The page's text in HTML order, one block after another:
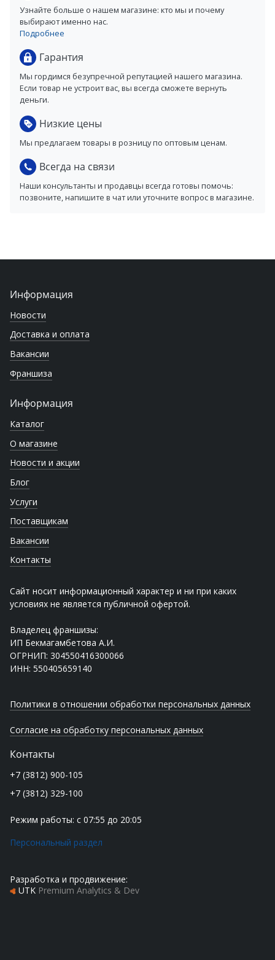
Узнайте больше о нашем магазине: кто мы и почему
выбирают именно нас.
Подробнее
Гарантия
Мы гордимся безупречной репутацией нашего магазина.
Если товар не устроит вас, вы всегда сможете вернуть
деньги.
Низкие цены
Мы предлагаем товары в розницу по оптовым ценам.
Всегда на связи
Наши консультанты и продавцы всегда готовы помочь:
позвоните, напишите в чат или уточните вопрос в магазине.
Информация
Новости
Доставка и оплата
Вакансии
Франшиза
Информация
Каталог
О магазине
Новости и акции
Блог
Услуги
Поставщикам
Вакансии
Контакты
Сайт носит информационный характер и ни при каких
условиях не является публичной офертой.
Владелец франшизы:
ИП Бекмагамбетова А.И.
ОГРНИП: 304550416300066
ИНН: 550405659140
Политики в отношении обработки персональных данных
Согласие на обработку персональных данных
Контакты
+7 (3812) 900-105
+7 (3812) 329-100
Режим работы: с 07:55 до 20:05
Персональный раздел
Разработка и продвижение:
UTK Premium Analytics & Dev